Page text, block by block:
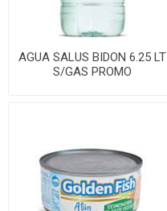
AGUA SALUS BIDON 6.25 LT
S/GAS PROMO